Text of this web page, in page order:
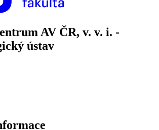
AV ČR, v. v. i. -
ústav